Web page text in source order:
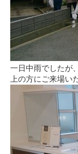
一日中雨でしたが
上の方にご来場い